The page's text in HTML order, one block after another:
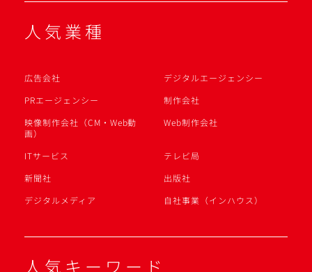
人気業種
広告会社
デジタルエージェンシー
PRエージェンシー
制作会社
映像制作会社（CM・Web動
画）
Web制作会社
ITサービス
テレビ局
新聞社
出版社
デジタルメディア
自社事業（インハウス）
人気キーワード